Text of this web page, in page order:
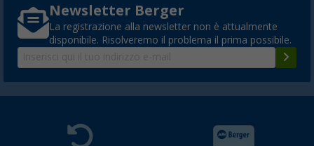
Newsletter Berger
La registrazione alla newsletter non è attualmente
disponibile. Risolveremo il problema il prima possibile.